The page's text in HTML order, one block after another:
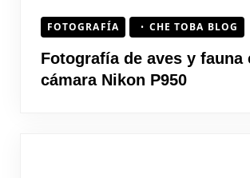
FOTOGRAFÍA CHE TOBA BLOG
Fotografía de aves y fauna
cámara Nikon P950